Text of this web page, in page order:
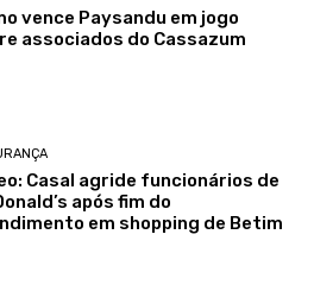
vence Paysandu em jogo
associados do Cassazum
Casal agride funcionários de
após fim do
em shopping de Betim